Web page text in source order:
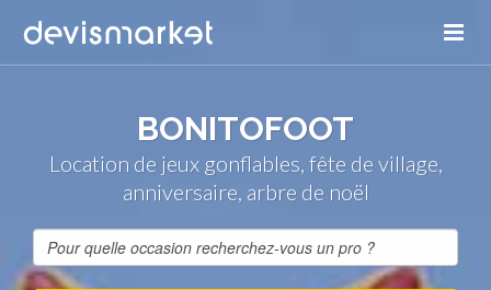
BONITOFOOT
Location de jeux gonflables, fête de village,
anniversaire, arbre de noël